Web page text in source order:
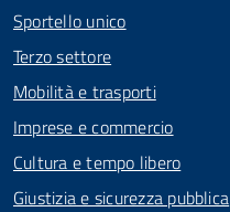
Sportello unico
Terzo settore
Mobilità e trasporti
Imprese e commercio
Cultura e tempo libero
Giustizia e sicurezza pubblica